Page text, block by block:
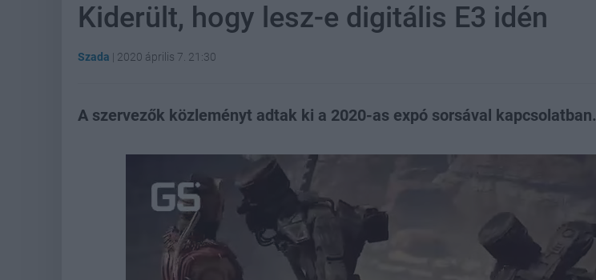
Kiderült, hogy lesz-e digitális E3 idén
Szada | 2020 április 7. 21:30
A szervezők közleményt adtak ki a 2020-as expó sorsával kapcsolatban.